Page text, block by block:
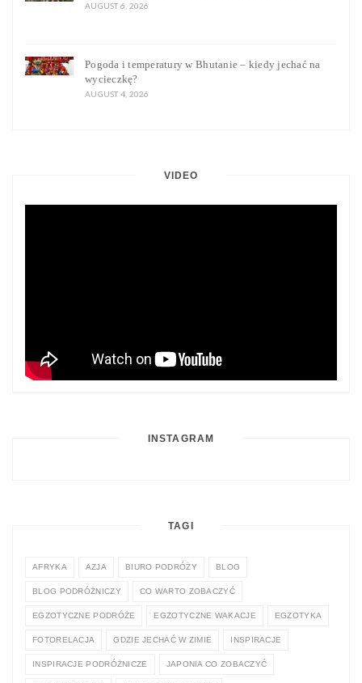
AUGUST 6, 2026
Pogoda i temperatury w Bhutanie – kiedy jechać na
wycieczkę?
AUGUST 4, 2026
VIDEO
INSTAGRAM
TAGI
AFRYKA AZJA BIURO PODRÓŻY BLOG
BLOG PODRÓŻNICZY CO WARTO ZOBACZYĆ
EGZOTYCZNE PODRÓŻE EGZOTYCZNE WAKACJE EGZOTYKA
FOTORELACJA GDZIE JECHAĆ W ZIMIE INSPIRACJE
INSPIRACJE PODRÓŻNICZE JAPONIA CO ZOBACZYĆ